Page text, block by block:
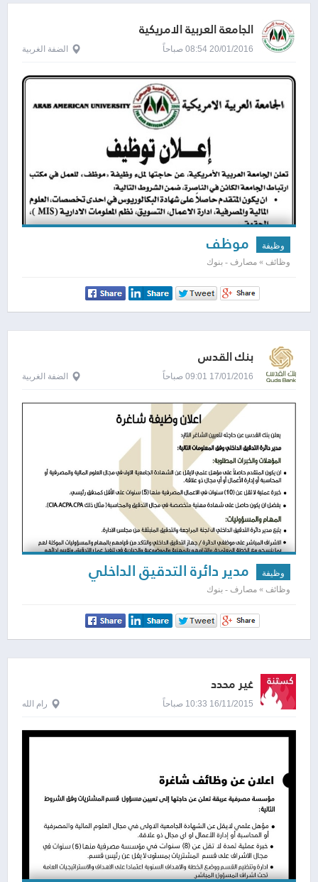
الجامعة العربية الامريكية
20/01/2016 08:54 صباحاً الضفة الغربية
وظيفة موظف
وظائف » مصارف - بنوك
بنك القدس
17/01/2016 09:01 صباحاً الضفة الغربية
وظيفة مدير دائرة التدقيق الداخلي
وظائف » مصارف - بنوك
غير محدد
16/11/2015 10:33 صباحاً رام الله